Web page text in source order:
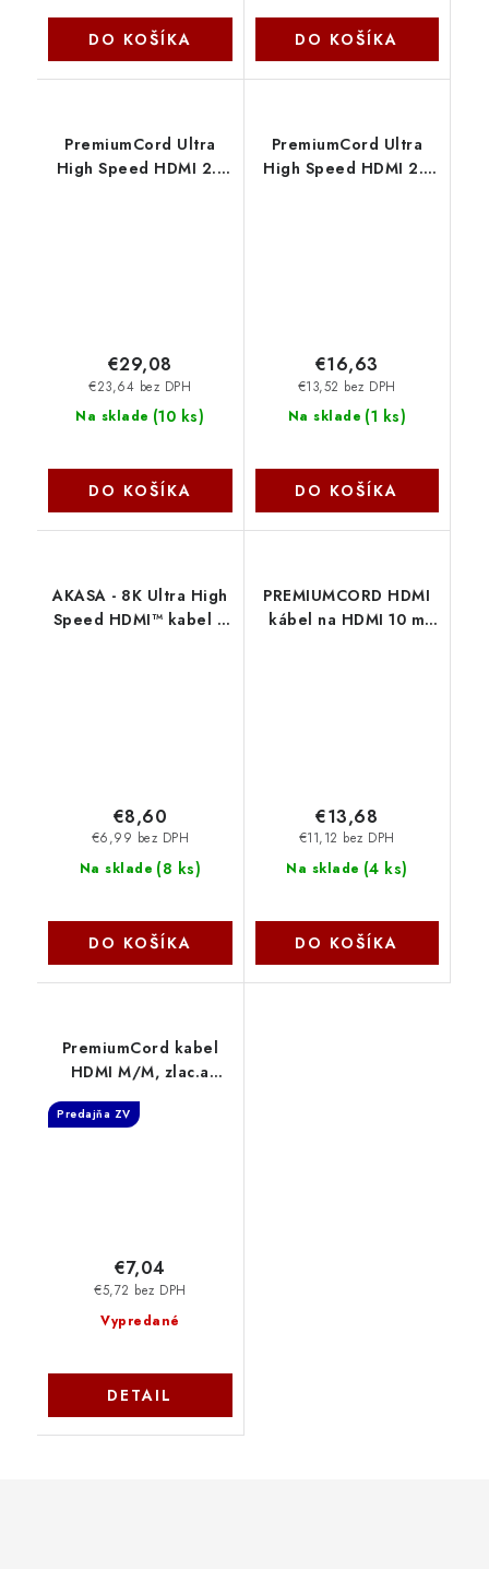
DO KOŠÍKA DO KOŠÍKA
PremiumCord Ultra
High Speed HDMI 2.1
Na sklade (10 ks)
€23,64 bez DPH
€29,08
DO KOŠÍKA
PremiumCord Ultra
High Speed HDMI 2.1
Na sklade (1 ks)
€13,52 bez DPH
€16,63
DO KOŠÍKA
AKASA - 8K Ultra High
Speed HDMI™ kabel 2
Na sklade (8 ks)
€6,99 bez DPH
€8,60
DO KOŠÍKA
PREMIUMCORD HDMI
kábel na HDMI 10 m
Na sklade (4 ks)
€11,12 bez DPH
€13,68
DO KOŠÍKA
PremiumCord kabel
HDMI M/M, zlac.a
kovové HQ, 5m
kphdmg5
Predajňa ZV
Vypredané
€5,72 bez DPH
€7,04
DETAIL